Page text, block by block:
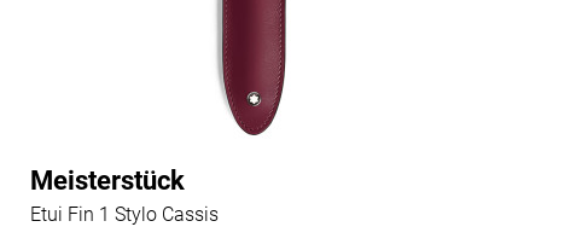
Meisterstück
Etui Fin 1 Stylo Cassis